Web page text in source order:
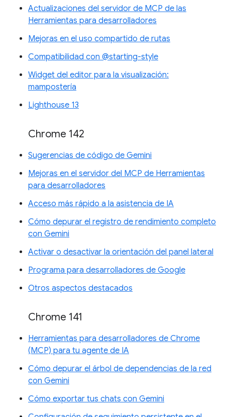
Actualizaciones del servidor de MCP de las
Herramientas para desarrolladores
Mejoras en el uso compartido de rutas
Compatibilidad con @starting-style
Widget del editor para la visualización:
mampostería
Lighthouse 13
Chrome 142
Sugerencias de código de Gemini
Mejoras en el servidor del MCP de Herramientas
para desarrolladores
Acceso más rápido a la asistencia de IA
Cómo depurar el registro de rendimiento completo
con Gemini
Activar o desactivar la orientación del panel lateral
Programa para desarrolladores de Google
Otros aspectos destacados
Chrome 141
Herramientas para desarrolladores de Chrome
(MCP) para tu agente de IA
Cómo depurar el árbol de dependencias de la red
con Gemini
Cómo exportar tus chats con Gemini